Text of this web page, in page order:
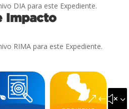
DIA para este Expediente.
Impacto
RIMA para este Expediente.